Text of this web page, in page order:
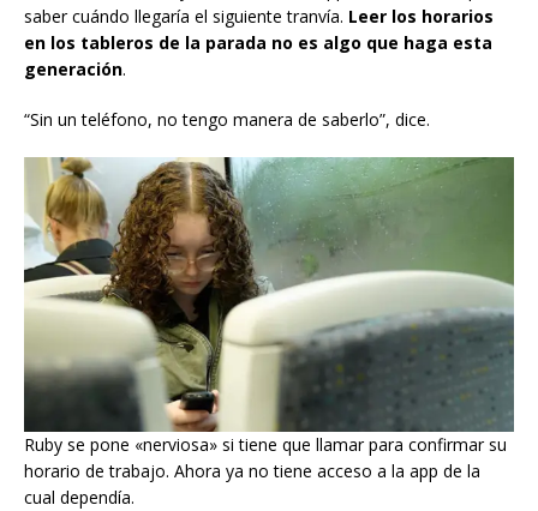
saber cuándo llegaría el siguiente tranvía. Leer los horarios
en los tableros de la parada no es algo que haga esta
generación.
“Sin un teléfono, no tengo manera de saberlo”, dice.
Ruby se pone «nerviosa» si tiene que llamar para confirmar su
horario de trabajo. Ahora ya no tiene acceso a la app de la
cual dependía.